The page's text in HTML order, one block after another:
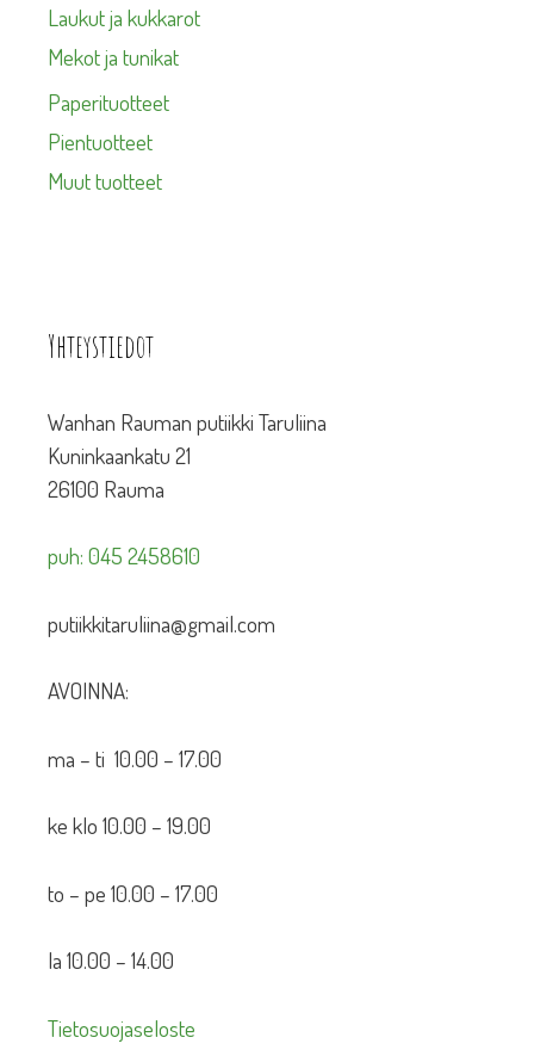
Laukut ja kukkarot
Mekot ja tunikat
Paperituotteet
Pientuotteet
Muut tuotteet
Yhteystiedot
Wanhan Rauman putiikki Taruliina
Kuninkaankatu 21
26100 Rauma
puh: 045 2458610
putiikkitaruliina@gmail.com
AVOINNA:
ma – ti 10.00 – 17.00
ke klo 10.00 – 19.00
to – pe 10.00 – 17.00
la 10.00 – 14.00
Tietosuojaseloste